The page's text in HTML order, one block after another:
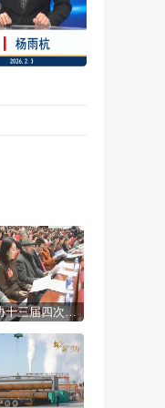
自治区政协十三届四次会议开幕